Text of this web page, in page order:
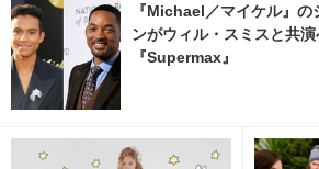
『Michael／マイケル』
ンがウィル・スミスと共
『Supermax』